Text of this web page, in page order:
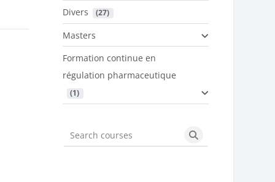
Divers
(27)
Masters
Formation continue en
régulation pharmaceutique
(1)
Search courses Search courses